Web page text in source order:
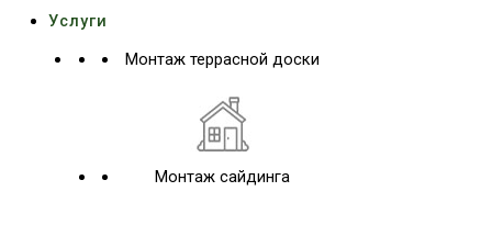
Услуги
Монтаж террасной доски
Монтаж сайдинга